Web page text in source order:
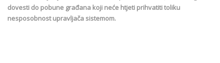
dovesti do pobune građana koji neće htjeti prihvatiti toliku
nesposobnost upravljača sistemom.